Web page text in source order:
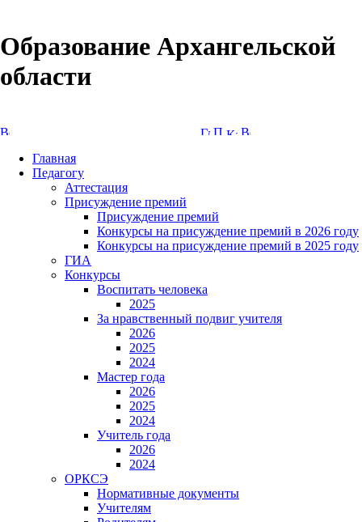
Образование Архангельской
области
Главная
Педагогу
Аттестация
Присуждение премий
Присуждение премий
Конкурсы на присуждение премий в 2026 году
Конкурсы на присуждение премий в 2025 году
ГИА
Конкурсы
Воспитать человека
2025
За нравственный подвиг учителя
2026
2025
2024
Мастер года
2026
2025
2024
Учитель года
2026
2024
ОРКСЭ
Нормативные документы
Учителям